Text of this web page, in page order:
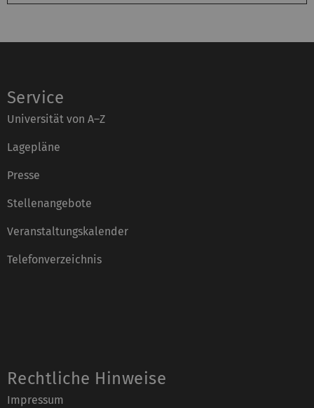
o
Service
Universität von A–Z
Lagepläne
Presse
Stellenangebote
Veranstaltungskalender
Telefonverzeichnis
Rechtliche Hinweise
Impressum